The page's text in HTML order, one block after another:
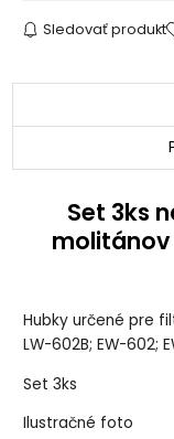
Sledovať produkt
Set 3ks
molitánov
Hubky určené pre
LW-602B; EW-602;
Set 3ks
Ilustračné foto